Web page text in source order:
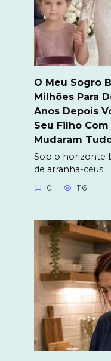
O Meu Sogro
Milhões Para
Anos Depois
Seu Filho
Mudaram
Sob o horizonte
de arranha-céus
0 116